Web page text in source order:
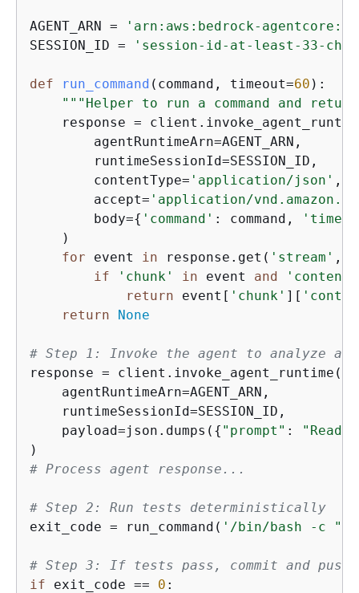
AGENT_ARN =
'arn:aws:bedrock-
SESSION_ID =
'session-id-at-least-33-
def run_command ( command, timeout=60 ):
"""Helper to run a command and
response =
        agentRuntimeArn=AGENT_ARN,
        runtimeSessionId=SESSION_ID,
        contentType=
'application/json' ,
        accept=
'application/
        body=
{ 'command' : command,
    )
for event in response.get( 'stream' ,
if
'chunk' in event and
return event[ 'chunk' ][
return
None
# Step 1: Invoke the agent to analyze
response = client.invoke_agent_runtime(
    agentRuntimeArn=AGENT_ARN,
    runtimeSessionId=SESSION_ID,
    payload=json.dumps(
{ "prompt" :
"Read
# Process agent response...
# Step 2: Run tests deterministically
exit_code = run_command( '/bin/bash -c "cd
# Step 3: If tests pass, commit and push
if exit_code == 0 :